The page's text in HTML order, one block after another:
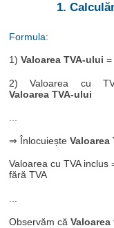
1.
Formula:
1)Valoarea TVA-ului =
2) Valoarea cu
Valoarea TVA-ului
...
⇒ ÎnlocuieșteValoarea
Valoarea cu TVA inclus
fără TVA
Observăm căValoarea